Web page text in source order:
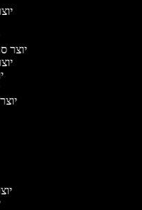
יוצר